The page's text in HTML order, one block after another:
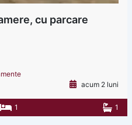
cu parcare
acum 2 luni
1 1